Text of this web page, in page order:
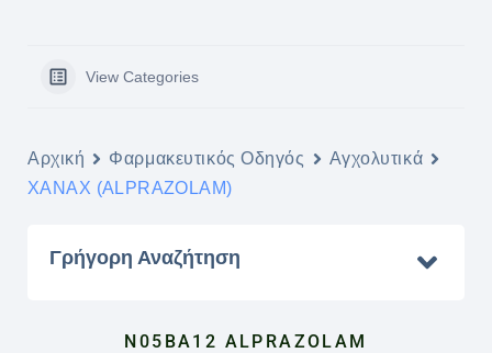
View Categories
Αρχική Φαρμακευτικός Οδηγός
Αγχολυτικά
XANAX (ALPRAZOLAM)
Γρήγορη Αναζήτηση
N05BA12 ALPRAZOLAM